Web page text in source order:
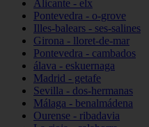
Alicante - elx
Pontevedra - o-grove
Illes-balears - ses-salines
Girona - lloret-de-mar
Pontevedra - cambados
álava - eskuernaga
Madrid - getafe
Sevilla - dos-hermanas
Málaga - benalmádena
Ourense - ribadavia